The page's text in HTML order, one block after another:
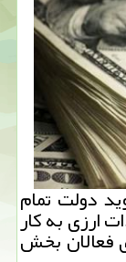
دولت تمام
ارزی به كار
فعالان بخش